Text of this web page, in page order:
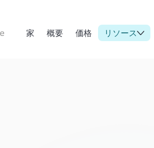
家 概要 価格 リソース